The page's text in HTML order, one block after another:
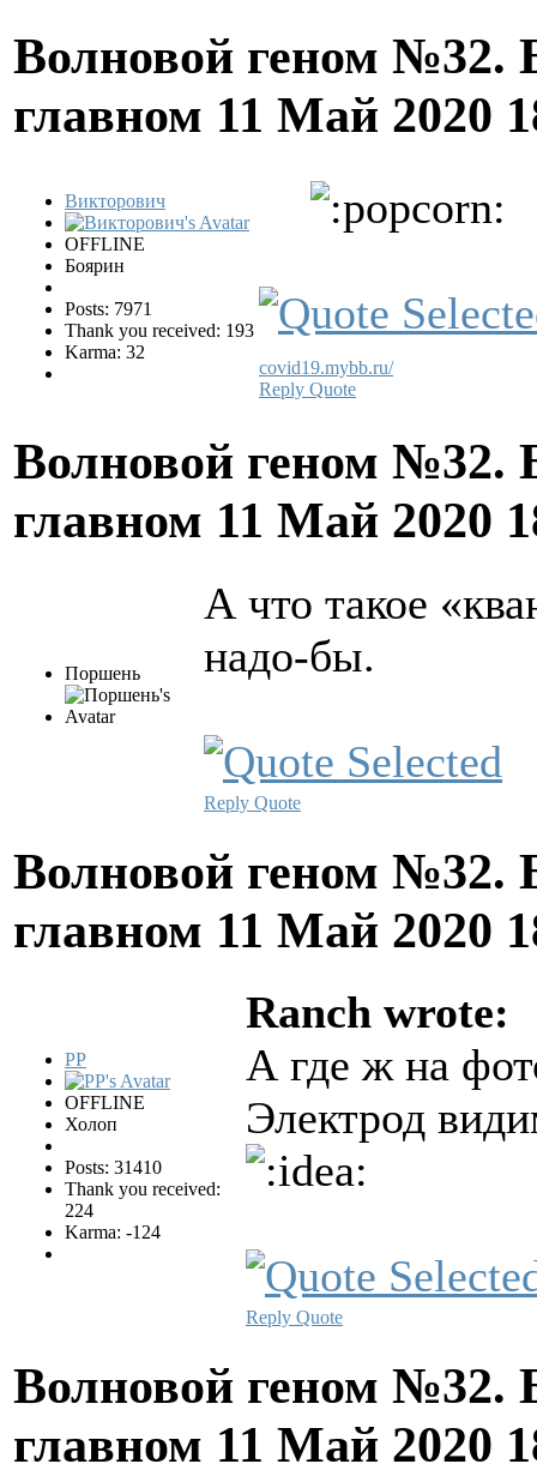
Волновой геном №32.
главном 11 Май 2020
Викторович
OFFLINE
Боярин
Posts: 7971
Thank you received: 193
Karma: 32
covid19.mybb.ru/
Reply Quote
Волновой геном №32.
главном 11 Май 2020
Поршень
А что такое
надо-бы.
Reply Quote
Волновой геном №32.
главном 11 Май 2020
PP
OFFLINE
Холоп
Posts: 31410
Thank you received:
224
Karma: -124
Ranch wrote:
А где ж на
Электрод
Reply Quote
Волновой геном №32.
главном 11 Май 2020